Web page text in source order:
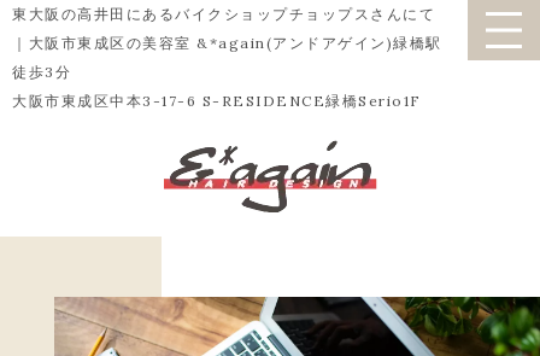
東大阪の高井田にあるバイクショップチョップスさんにて
｜大阪市東成区の美容室 &*again(アンドアゲイン)緑橋駅
徒歩3分
大阪市東成区中本3-17-6 S-RESIDENCE緑橋Serio1F